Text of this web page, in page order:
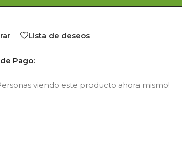
Lista de deseos
Pago:
viendo este producto ahora mismo!